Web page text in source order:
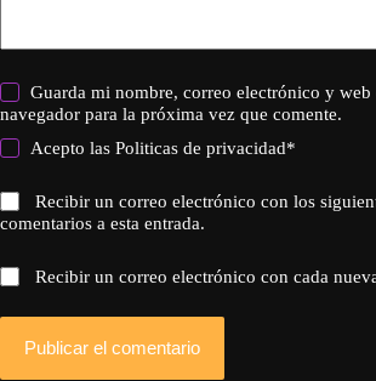
Guarda mi nombre, correo electrónico y web
navegador para la próxima vez que comente.
Acepto lasPoliticas de privacidad*
Recibir un correo electrónico con los
comentarios a esta entrada.
Recibir un correo electrónico con cada
Publicar el comentario